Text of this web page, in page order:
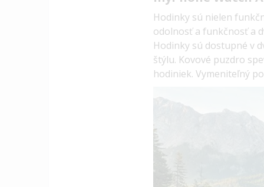
Hodinky sú nielen
odolnosť a funkčnosť a
Hodinky sú dostupné v
štýlu. Kovové puzdro
hodiniek. Vymeniteľný